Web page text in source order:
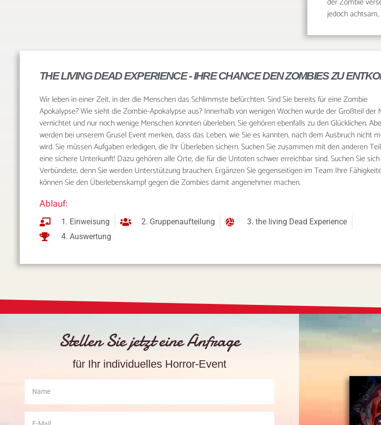
jedoch
THE LIVING DEAD EXPERIENCE - IHRE CHANCE DEN ZOMBIES ZU
Wir leben in einer Zeit, in der die Menschen das Schlimmste befürchten. Sind Sie bereits für eine Zombie
Apokalypse? Wie sieht die Zombie-Apokalypse aus? Innerhalb von wenigen Wochen wurde der Großteil der
vernichtet und nur noch wenige Menschen konnten überleben. Sie gehören ebenfalls zu den Glücklichen.
werden bei unserem Grusel Event merken, dass das Leben, wie Sie es kannten, nach dem Ausbruch nicht
wird. Sie müssen Aufgaben erledigen, die Ihr Überleben sichern. Suchen Sie zusammen mit den anderen
eine sichere Unterkunft! Dazu gehören alle Orte, die für die Untoten schwer erreichbar sind. Suchen Sie sich
Verbündete, denn Sie werden Unterstützung brauchen. Ergänzen Sie gegenseitigen im Team Ihre
können Sie den Überlebenskampf gegen die Zombies damit angenehmer machen.
Ablauf:
1. Einweisung 2. Gruppenaufteilung
3. the living Dead Experience
4. Auswertung
Stellen Sie jetzt eine Anfrage
für Ihr individuelles Horror-Event